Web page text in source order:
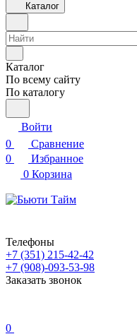
Каталог
Каталог
По всему сайту
По каталогу
Войти
0
Сравнение
0
Избранное
0 Корзина
Телефоны
+7 (351) 215-42-42
+7 (908)-093-53-98
Заказать звонок
0